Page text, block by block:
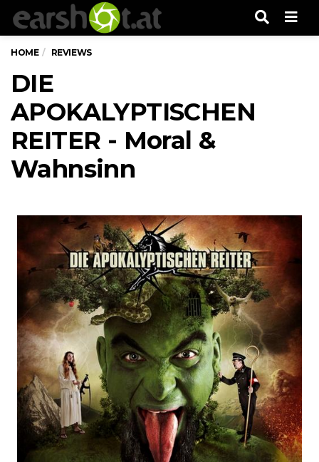
HOME REVIEWS
DIE
APOKALYPTISCHEN
REITER - Moral &
Wahnsinn